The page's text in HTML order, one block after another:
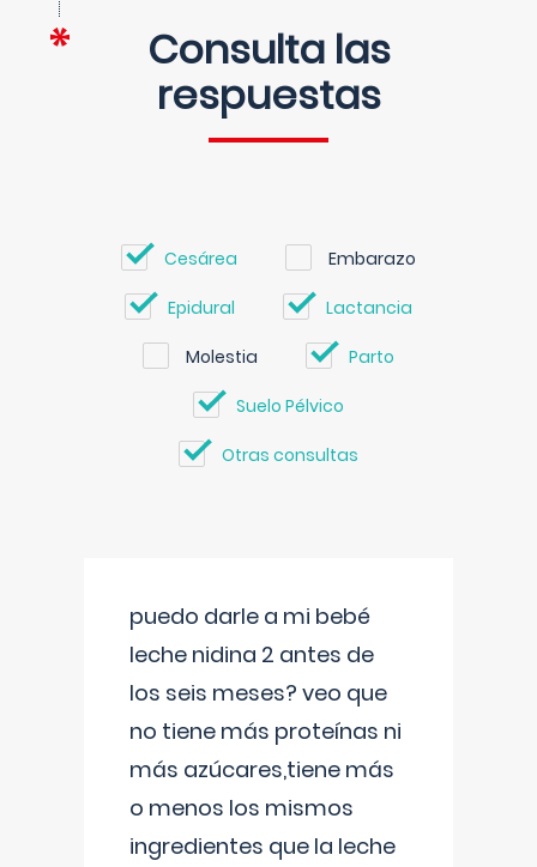
Consulta las
respuestas
Cesárea Embarazo
Epidural Lactancia
Molestia Parto
Suelo Pélvico
Otras consultas
puedo darle a mi bebé
leche nidina 2 antes de
los seis meses? veo que
no tiene más proteínas ni
más azúcares,tiene más
o menos los mismos
ingredientes que la leche